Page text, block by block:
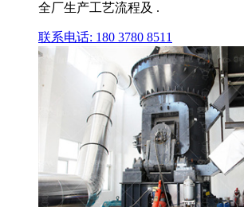
全厂生产工艺流程及 .
联系电话: 180 3780 8511